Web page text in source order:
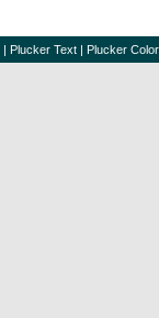
| Plucker Text | Plucker Color